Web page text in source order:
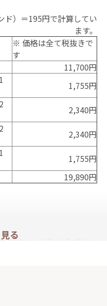
）＝195円で計算してい
ます。
※ 価格は全て税抜きで
す
11,700円
1,755円
2,340円
2,340円
1,755円
19,890円
報は→
る